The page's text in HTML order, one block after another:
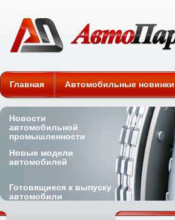
Главная Автомобильные новинки
Новости
автомобильной
промышленности
Новые модели
автомобилей
Готовящиеся к выпуску
автомобили